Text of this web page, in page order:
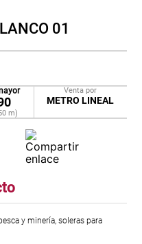
01
m)
Venta por
METRO LINEAL
y minería, soleras para